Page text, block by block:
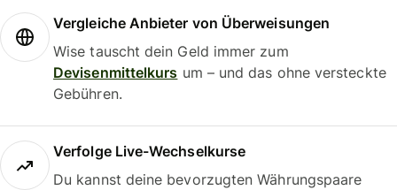
Vergleiche Anbieter von Überweisungen
Wise tauscht dein Geld immer zum
Devisenmittelkurs um – und das ohne versteckte
Gebühren.
Verfolge Live-Wechselkurse
Du kannst deine bevorzugten Währungspaare